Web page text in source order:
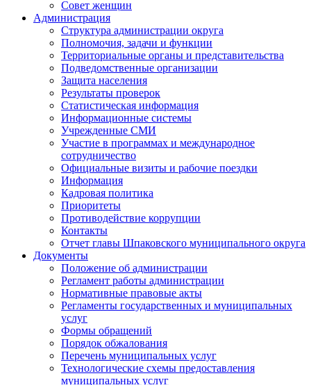
Совет женщин
Администрация
Структура администрации округа
Полномочия, задачи и функции
Территориальные органы и представительства
Подведомственные организации
Защита населения
Результаты проверок
Статистическая информация
Информационные системы
Учрежденные СМИ
Участие в программах и международное
сотрудничество
Официальные визиты и рабочие поездки
Информация
Кадровая политика
Приоритеты
Противодействие коррупции
Контакты
Отчет главы Шпаковского муниципального округа
Документы
Положение об администрации
Регламент работы администрации
Нормативные правовые акты
Регламенты государственных и муниципальных
услуг
Формы обращений
Порядок обжалования
Перечень муниципальных услуг
Технологические схемы предоставления
муниципальных услуг